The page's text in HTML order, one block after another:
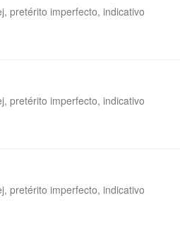
pretérito imperfecto, indicativo
pretérito imperfecto, indicativo
pretérito imperfecto, indicativo